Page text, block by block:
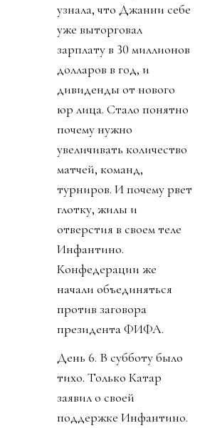
узнала, что Джанни себе
уже выторговал
зарплату в 30 миллионов
долларов в год, и
дивиденды от нового
юр лица. Стало понятно
почему нужно
увеличивать количество
матчей, команд,
турниров. И почему рвет
глотку, жилы и
отверстия в своем теле
Инфантино.
Конфедерации же
начали объединяться
против заговора
президента ФИФА.
День 6. В субботу было
тихо. Только Катар
заявил о своей
поддержке Инфантино.